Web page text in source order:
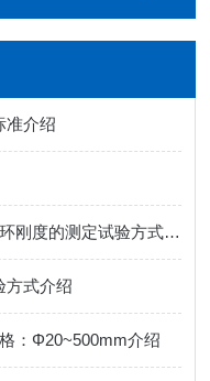
准介绍
管材内径测量仪热塑性塑料管材环刚度的测定试验方式介绍
方式介绍
：Φ20~500mm介绍